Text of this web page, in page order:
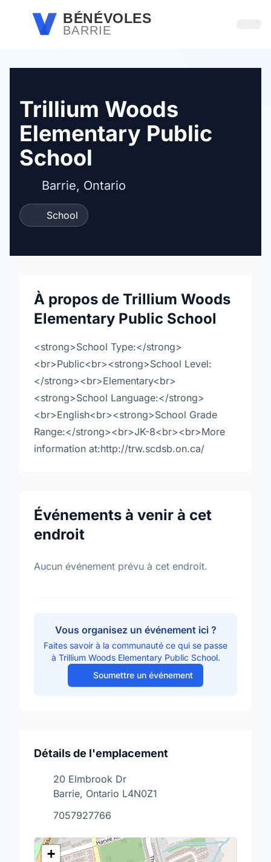
Passer au contenu principal
BÉNÉVOLES
BARRIE
Trillium Woods
Elementary Public
School
Barrie, Ontario
School
À propos de Trillium Woods
Elementary Public School
<strong>School Type:</strong>
<br>Public<br><strong>School Level:
</strong><br>Elementary<br>
<strong>School Language:</strong>
<br>English<br><strong>School Grade
Range:</strong><br>JK-8<br><br>More
information at:http://trw.scdsb.on.ca/
Événements à venir à cet
endroit
Aucun événement prévu à cet endroit.
Vous organisez un événement ici ?
Faites savoir à la communauté ce qui se passe
à Trillium Woods Elementary Public School.
Soumettre un événement
Détails de l'emplacement
20 Elmbrook Dr
Barrie, Ontario L4N0Z1
7057927766
+